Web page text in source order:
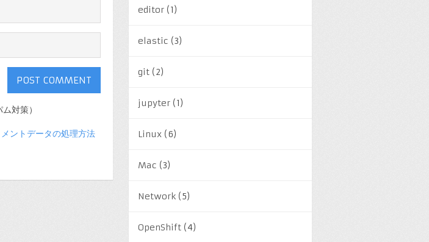
対策）
メントデータの処理方法
editor (1)
elastic (3)
git (2)
jupyter (1)
Linux (6)
Mac (3)
Network (5)
OpenShift (4)